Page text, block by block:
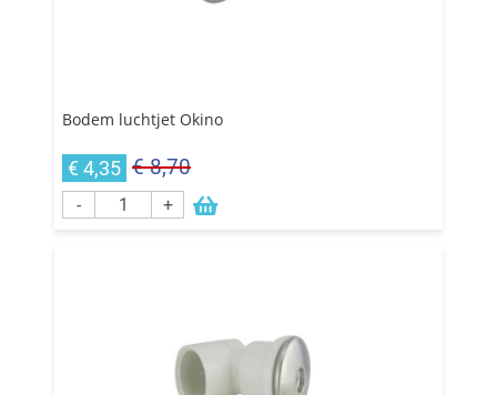
Bodem luchtjet Okino
€ 4,35 € 8,70
- +